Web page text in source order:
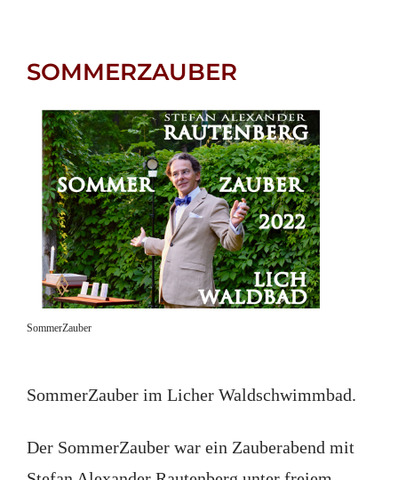
SOMMERZAUBER
SommerZauber
SommerZauber im Licher Waldschwimmbad.
Der SommerZauber war ein Zauberabend mit